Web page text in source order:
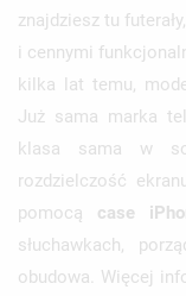
znajdziesz tu
i cennymi
kilka lat temu,
Już sama marka
klasa sama w
rozdzielczość
pomocą case
słuchawkach,
obudowa. Więcej